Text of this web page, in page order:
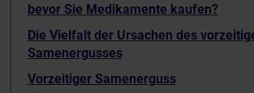
bevor Sie Medikamente kaufen?
Die Vielfalt der Ursachen des
Samenergusses
Vorzeitiger Samenerguss